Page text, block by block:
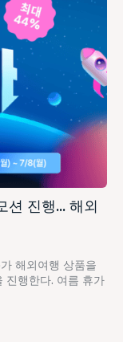
션 진행… 해외
해외여행 상품을
진행한다. 여름 휴가